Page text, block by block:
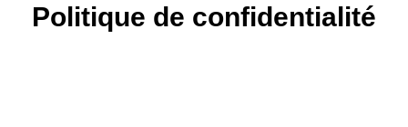
Politique de confidentialité